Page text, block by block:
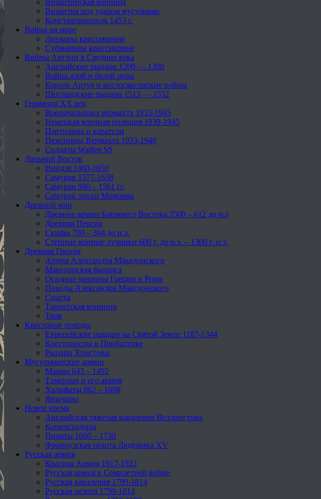
Византийская конница
Византия под ударом мусульман
Константинополь 1453 г.
Война на море
Линкоры кригсмарине
Субмарины кригсмарине
Войны Англии в Средние века
Английские рыцари 1200 — 1300
Война алой и белой розы
Король Артур и англосаксонские войны
Шотландские рыцари 1513 — 1552
Германия XX век
Военачальники вермахта 1933-1945
Немецкая военная полиция 1939-1945
Партизаны и каратели
Пехотинец Вермахта 1933-1940
Солдаты Waffen SS
Дальний Восток
Ниндзя 1460-1650
Самураи 1577-1638
Самураи 940 – 1561 гг.
Самураи эпохи Момояма
Древний мир
Древние армии Ближнего Востока 3500 – 612 до н.э
Древняя Персия
Скифы 700 – 304 до н.э.
Степные конные лучники 600 г. до н.э. – 1300 г. н.э.
Древняя Греция
Армия Александра Македонского
Македонская фаланга
Осадные машины Греции и Рима
Походы Александра Македонского
Спарта
Тарентская конница
Троя
Крестовые походы
Европейские рыцари на Святой Земле 1187-1344
Крестоносцы в Прибалтике
Рыцари Христовы
Мусульманские армии
Мавры 643 – 1492
Тамерлан и его армия
Халифаты 862 – 1098
Янычары
Новое время
Английская тяжелая кавалерия Веллингтона
Конкистадоры
Пираты 1660 – 1730
Французская пехота Людовика XV
Русская армия
Красная Армия 1917-1922
Русская армия в Семилетней войне
Русская кавалерия 1799-1814
Русская пехота 1799-1814